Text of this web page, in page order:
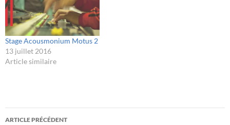
Stage Acousmonium Motus 2
13 juillet 2016
Article similaire
Navigation
ARTICLE PRÉCÉDENT